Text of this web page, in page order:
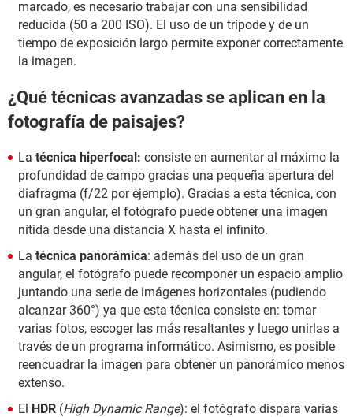
marcado, es necesario trabajar con una sensibilidad
reducida (50 a 200 ISO). El uso de un trípode y de un
tiempo de exposición largo permite exponer correctamente
la imagen.
¿Qué técnicas avanzadas se aplican en la
fotografía de paisajes?
La técnica hiperfocal: consiste en aumentar al máximo la
profundidad de campo gracias una pequeña apertura del
diafragma (f/22 por ejemplo). Gracias a esta técnica, con
un gran angular, el fotógrafo puede obtener una imagen
nítida desde una distancia X hasta el infinito.
La técnica panorámica: además del uso de un gran
angular, el fotógrafo puede recomponer un espacio amplio
juntando una serie de imágenes horizontales (pudiendo
alcanzar 360°) ya que esta técnica consiste en: tomar
varias fotos, escoger las más resaltantes y luego unirlas a
través de un programa informático. Asimismo, es posible
reencuadrar la imagen para obtener un panorámico menos
extenso.
El HDR (High Dynamic Range): el fotógrafo dispara varias